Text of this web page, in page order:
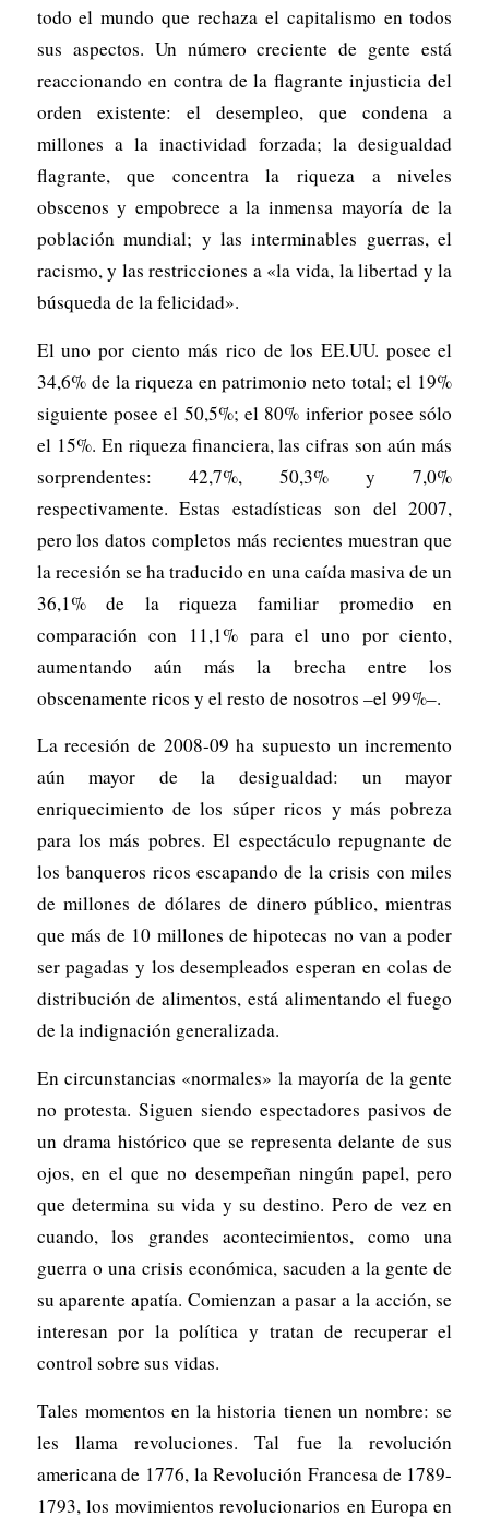
todo el mundo que rechaza el capitalismo en todos
sus aspectos. Un número creciente de gente está
reaccionando en contra de la flagrante injusticia del
orden existente: el desempleo, que condena a
millones a la inactividad forzada; la desigualdad
flagrante, que concentra la riqueza a niveles
obscenos y empobrece a la inmensa mayoría de la
población mundial; y las interminables guerras, el
racismo, y las restricciones a «la vida, la libertad y la
búsqueda de la felicidad».
El uno por ciento más rico de los EE.UU. posee el
34,6% de la riqueza en patrimonio neto total; el 19%
siguiente posee el 50,5%; el 80% inferior posee sólo
el 15%. En riqueza financiera, las cifras son aún más
sorprendentes: 42,7%, 50,3% y 7,0%
respectivamente. Estas estadísticas son del 2007,
pero los datos completos más recientes muestran que
la recesión se ha traducido en una caída masiva de un
36,1% de la riqueza familiar promedio en
comparación con 11,1% para el uno por ciento,
aumentando aún más la brecha entre los
obscenamente ricos y el resto de nosotros –el 99%–.
La recesión de 2008-09 ha supuesto un incremento
aún mayor de la desigualdad: un mayor
enriquecimiento de los súper ricos y más pobreza
para los más pobres. El espectáculo repugnante de
los banqueros ricos escapando de la crisis con miles
de millones de dólares de dinero público, mientras
que más de 10 millones de hipotecas no van a poder
ser pagadas y los desempleados esperan en colas de
distribución de alimentos, está alimentando el fuego
de la indignación generalizada.
En circunstancias «normales» la mayoría de la gente
no protesta. Siguen siendo espectadores pasivos de
un drama histórico que se representa delante de sus
ojos, en el que no desempeñan ningún papel, pero
que determina su vida y su destino. Pero de vez en
cuando, los grandes acontecimientos, como una
guerra o una crisis económica, sacuden a la gente de
su aparente apatía. Comienzan a pasar a la acción, se
interesan por la política y tratan de recuperar el
control sobre sus vidas.
Tales momentos en la historia tienen un nombre: se
les llama revoluciones. Tal fue la revolución
americana de 1776, la Revolución Francesa de 1789-
1793, los movimientos revolucionarios en Europa en